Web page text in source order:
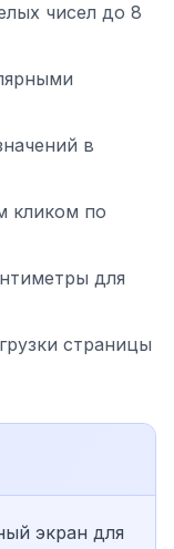
чисел до 8
в
кликом по
для
страницы
экран для